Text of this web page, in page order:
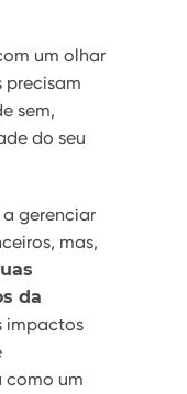
um olhar
precisam
sem,
do seu
gerenciar
mas,
da
impactos
como um